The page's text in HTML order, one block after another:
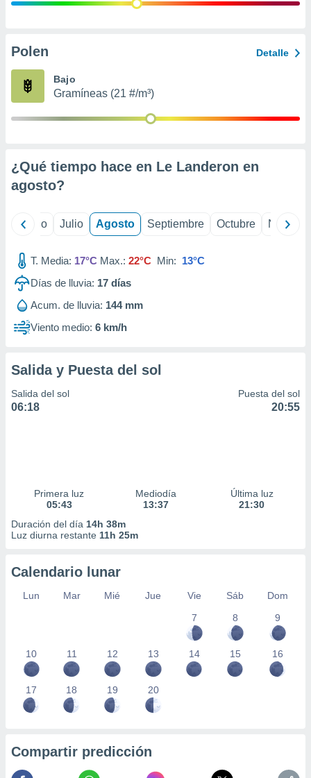
publicidad
de
Polen Detalle
Bajo
Gramíneas (21 #/m³)
¿Qué tiempo hace en Le Landeron en
agosto?
Junio Julio Agosto Septiembre Octubre
T. Media: 17°C Max.: 22°C Min: 13°C
Días de lluvia: 17 días
Acum. de lluvia: 144 mm
Viento medio: 6 km/h
Salida y Puesta del sol
Salida del sol
06:18
Puesta del sol
20:55
Primera luz
05:43
Mediodía
13:37
Última luz
21:30
Duración del día 14h 38m
Luz diurna restante 11h 25m
Calendario lunar
Lun Mar Mié Jue Vie Sáb
Dom
7
8 9
10 11 12 13 14 15 16
17 18 19 20
Compartir predicción